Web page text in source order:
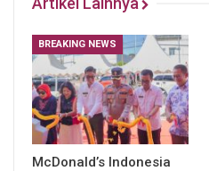
BREAKING NEWS
McDonald’s Indonesia